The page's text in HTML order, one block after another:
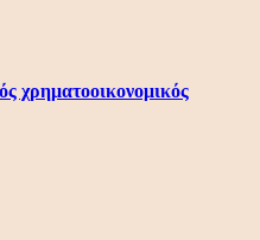
χρηματοοικονομικός